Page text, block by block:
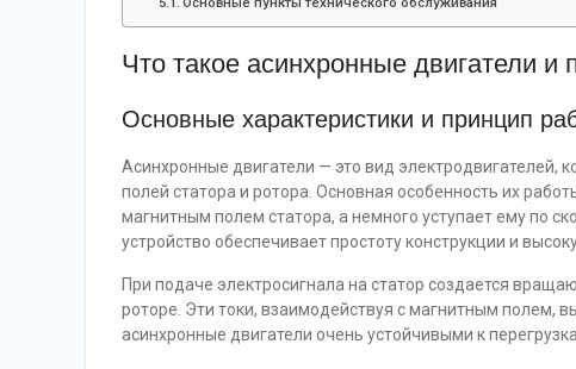
Что такое асинхронные двигатели и
Основные характеристики и принцип
Асинхронные двигатели — это вид электродвигателей,
полей статора и ротора. Основная особенность их
магнитным полем статора, а немного уступает ему по
устройство обеспечивает простоту конструкции и
При подаче электросигнала на статор создается
роторе. Эти токи, взаимодействуя с магнитным полем,
асинхронные двигатели очень устойчивыми к